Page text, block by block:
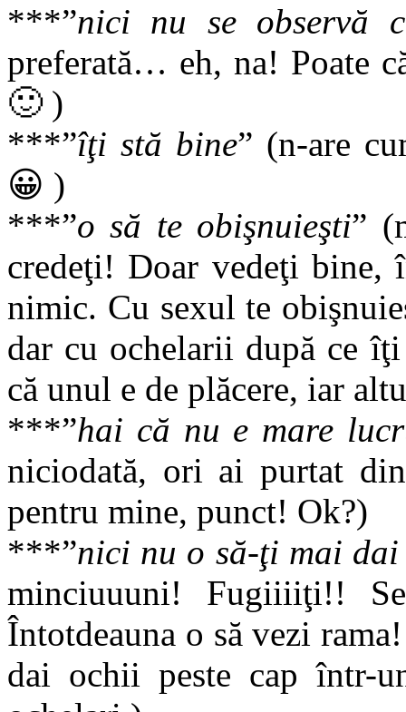
***”nici nu se observă
preferată… eh, na! Poate
🙂 )
***”îţi stă bine” (n-are
😀 )
***”o să te obişnuieşti”
credeţi! Doar vedeţi bine,
nimic. Cu sexul te
dar cu ochelarii după ce
că unul e de plăcere, iar
***”hai că nu e mare
niciodată, ori ai purtat
pentru mine, punct! Ok?)
***”nici nu o să-ţi mai
minciuuuni! Fugiiiiţi!!
Întotdeauna o să vezi
dai ochii peste cap într-